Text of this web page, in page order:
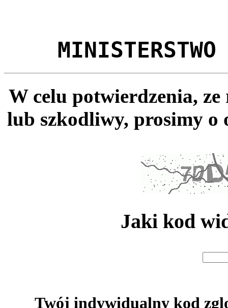
MINISTERSTWO
W celu potwierdzenia,
lub szkodliwy, prosimy o
Jaki kod
Twój indywidualny kod